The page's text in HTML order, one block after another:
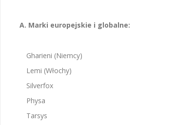
A. Marki europejskie i globalne:
Gharieni (Niemcy)
Lemi (Włochy)
Silverfox
Physa
Tarsys